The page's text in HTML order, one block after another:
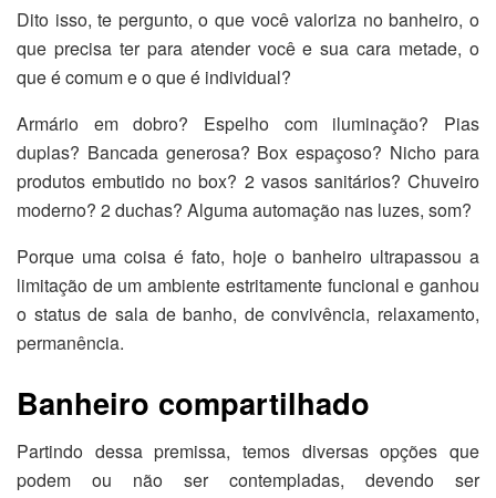
Dito isso, te pergunto, o que você valoriza no banheiro, o
que precisa ter para atender você e sua cara metade, o
que é comum e o que é individual?
Armário em dobro? Espelho com iluminação? Pias
duplas? Bancada generosa? Box espaçoso? Nicho para
produtos embutido no box? 2 vasos sanitários? Chuveiro
moderno? 2 duchas? Alguma automação nas luzes, som?
Porque uma coisa é fato, hoje o banheiro ultrapassou a
limitação de um ambiente estritamente funcional e ganhou
o status de sala de banho, de convivência, relaxamento,
permanência.
Banheiro compartilhado
Partindo dessa premissa, temos diversas opções que
podem ou não ser contempladas, devendo ser